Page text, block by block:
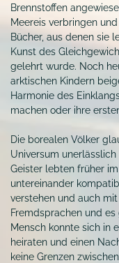
Brennstoffen
Meereis verbringen
Bücher, aus denen sie
Kunst des
gelehrt wurde. Noch
arktischen Kindern
Harmonie des
machen oder ihre
Die borealen Völker
Universum
Geister lebten früher
untereinander
verstehen und auch
Fremdsprachen und
Mensch konnte sich in
heiraten und einen
keine Grenzen